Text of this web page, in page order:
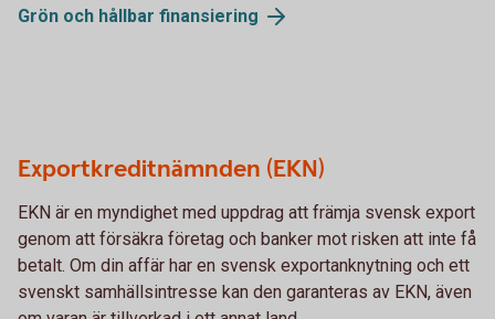
Grön och hållbar finansiering
Exportkreditnämnden (EKN)
EKN är en myndighet med uppdrag att främja svensk export
genom att försäkra företag och banker mot risken att inte få
betalt. Om din affär har en svensk exportanknytning och ett
svenskt samhällsintresse kan den garanteras av EKN, även